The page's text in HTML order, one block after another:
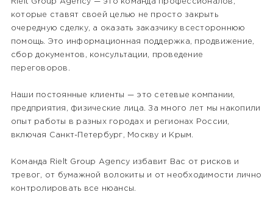
Rielt Group Agency — это команда профессионалов,
которые ставят своей целью не просто закрыть
очередную сделку, а оказать заказчику всестороннюю
помощь. Это информационная поддержка, продвижение,
сбор документов, консультации, проведение
переговоров.
Наши постоянные клиенты — это сетевые компании,
предприятия, физические лица. За много лет мы накопили
опыт работы в разных городах и регионах России,
включая Санкт-Петербург, Москву и Крым.
Команда Rielt Group Agency избавит Вас от рисков и
тревог, от бумажной волокиты и от необходимости лично
контролировать все нюансы.